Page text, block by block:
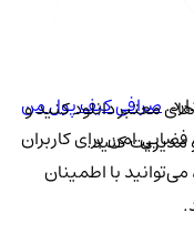
صرافی کیف پول من
امن برای کاربران
با اطمینان
معتبر دانلود کنید و
کنید.